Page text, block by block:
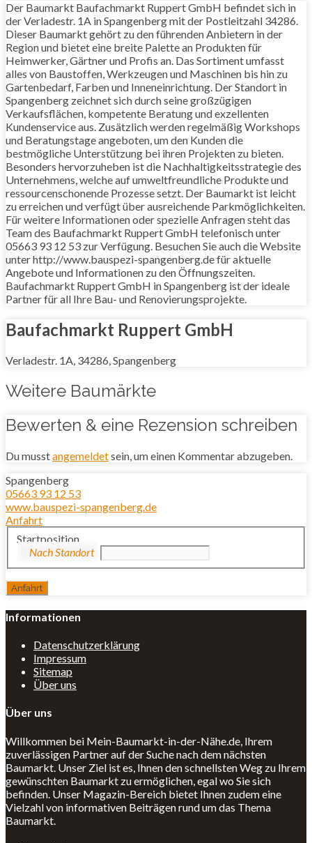
Der Baumarkt Baufachmarkt Ruppert GmbH befindet sich in
der Verladestr. 1A in Spangenberg mit der Postleitzahl 34286.
Dieser Baumarkt gehört zu den führenden Anbietern in der
Region und bietet eine breite Palette an Produkten für
Heimwerker, Gärtner und Profis an. Das Sortiment umfasst
alles von Baustoffen, Werkzeugen und Maschinen bis hin zu
Gartenbedarf, Farben und Inneneinrichtung. Der Standort in
Spangenberg zeichnet sich durch seine großzügigen
Verkaufsflächen, kompetente Beratung und exzellenten
Kundenservice aus. Zusätzlich werden regelmäßig Workshops
und Beratungstage angeboten, um den Kunden die
bestmögliche Unterstützung bei ihren Projekten zu bieten.
Besonders hervorzuheben ist die Nachhaltigkeitsstrategie des
Unternehmens, welche auf umweltfreundliche Produkte und
ressourcenschonende Prozesse setzt. Der Baumarkt ist leicht
zu erreichen und verfügt über ausreichende Parkmöglichkeiten.
Für weitere Informationen oder spezielle Anfragen steht das
Team des Baufachmarkt Ruppert GmbH telefonisch unter
05663 93 12 53 zur Verfügung. Besuchen Sie auch die Website
unter http://www.bauspezi-spangenberg.de für aktuelle
Angebote und Informationen zu den Öffnungszeiten.
Baufachmarkt Ruppert GmbH in Spangenberg ist der ideale
Partner für all Ihre Bau- und Renovierungsprojekte.
Baufachmarkt Ruppert GmbH
Verladestr. 1A, 34286, Spangenberg
Weitere Baumärkte
Bewerten & eine Rezension schreiben
Du musstangemeldetsein, um einen Kommentar abzugeben.
Spangenberg
05663 93 12 53
www.bauspezi-spangenberg.de
Anfahrt
Startposition
Informationen
Datenschutzerklärung
Impressum
Sitemap
Über uns
Über uns
Willkommen bei Mein-Baumarkt-in-der-Nähe.de, Ihrem
zuverlässigen Partner auf der Suche nach dem nächsten
Baumarkt. Unser Ziel ist es, Ihnen den schnellsten Weg zu Ihrem
gewünschten Baumarkt zu ermöglichen, egal wo Sie sich
befinden. Unser Magazin-Bereich bietet Ihnen zudem eine
Vielzahl von informativen Beiträgen rund um das Thema
Baumarkt.